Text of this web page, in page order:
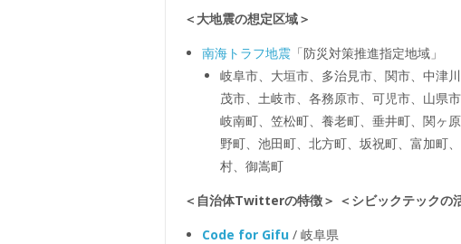
＜大地震の想定区域＞
南海トラフ地震 「防災対策推進指定地域」
岐阜市、大垣市、多治見市、関市、中津
茂市、土岐市、各務原市、可児市、山県
岐南町、笠松町、養老町、垂井町、関ヶ
野町、池田町、北方町、坂祝町、富加町
村、御嵩町
＜自治体Twitterの特徴＞ ＜シビックテックの
Code for Gifu / 岐阜県